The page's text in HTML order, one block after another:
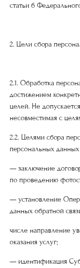
статьи 6
2. Цели сбора
2.1. Обработка
достижением
целей. Не
несовместимая с
2.2. Целями сбора
персональных
— заключение
по проведению
— установление
данных обратной
числе направление
оказания услуг;
— идентификация